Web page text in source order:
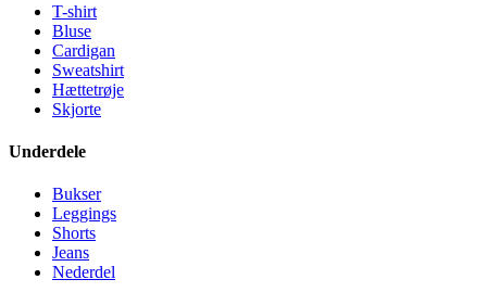
T-shirt
Bluse
Cardigan
Sweatshirt
Hættetrøje
Skjorte
Underdele
Bukser
Leggings
Shorts
Jeans
Nederdel